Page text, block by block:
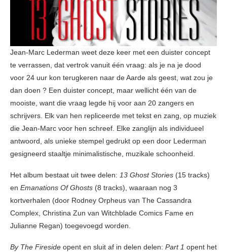
Jean-Marc Lederman weet deze keer met een duister concept
te verrassen, dat vertrok vanuit één vraag: als je na je dood
voor 24 uur kon terugkeren naar de Aarde als geest, wat zou je
dan doen ? Een duister concept, maar wellicht één van de
mooiste, want die vraag legde hij voor aan 20 zangers en
schrijvers. Elk van hen repliceerde met tekst en zang, op muziek
die Jean-Marc voor hen schreef. Elke zanglijn als individueel
antwoord, als unieke stempel gedrukt op een door Lederman
gesigneerd staaltje minimalistische, muzikale schoonheid.
Het album bestaat uit twee delen: 13 Ghost Stories (15 tracks)
en Emanations Of Ghosts (8 tracks), waaraan nog 3
kortverhalen (door Rodney Orpheus van The Cassandra
Complex, Christina Zun van Witchblade Comics Fame en
Julianne Regan) toegevoegd worden.
By The Fireside opent en sluit af in delen delen: Part 1 opent het